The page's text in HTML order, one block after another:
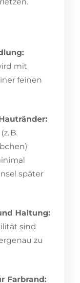
mit
feinen
B.
später
Haltung:
sind
zu
Farbrand: